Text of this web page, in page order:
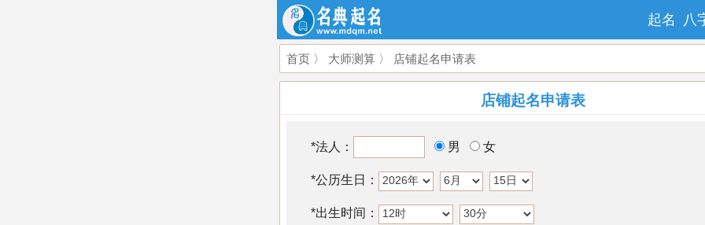
起名 八
首页 〉 大师测算 〉 店铺起名申请表
店铺起名申请表
*法人： 男 女
*公历生日：
*出生时间：